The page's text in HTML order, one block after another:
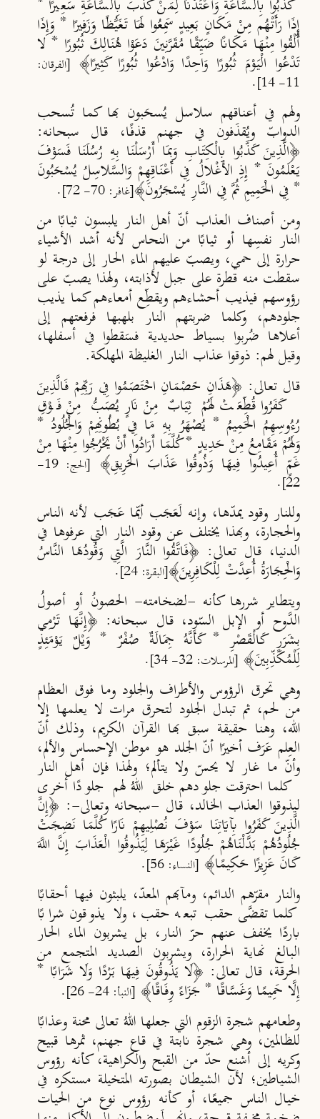
كَذَّبُوا بِالسَّاعَةِ وَأَعْتَدْنَا لِمَنْ كَذَّبَ بِالسَّاعَةِ سَعِيرًا *
إِذَا رَأَتْهُم مِنْ مَكَانٍ بَعِيدٍ سَمِعُوا لَهَا تَغَيُّظًا وَزَفِيرًا * وَإِذَا
أُلْقُوا مِنْهَا مَكَانًا ضَيِّقًا مُقَرَّنِينَ دَعَوْا هُنَالِكَ ثُبُورًا * لا
تَدْعُوا الْيَوْمَ ثُبُورًا وَاحِدًا وَادْعُوا ثُبُورًا كَثِيرًا﴾ [الفرقان:
11- 14]
.
ولهم في أعناقهم سلاسل يُسحَبون بها كما تُسحب
الدواب ويُقذَفون في جهنم قذفًا، قال سبحانه:
﴿الَّذِينَ كَذَّبُوا بِالْكِتَابِ وَبِمَا أَرْسَلْنَا بِهِ رُسُلَنَا فَسَوْفَ
يَعْلَمُونَ * إِذِ الأَغْلالُ فِي أَعْنَاقِهِمْ وَالسَّلاسِلُ يُسْحَبُونَ
* فِي الْحَمِيمِ ثُمَّ فِي النَّارِ يُسْجَرُونَ﴾[غافر: 70- 72] .
ومن أصناف العذاب أنّ أهل النار يلبسون ثيابًا من
النار نفسِها أو ثيابًا من النحاس لأنه أشد الأشياء
حرارة إلى حمي، ويصبّ عليهم الماء الحار إلى درجة لو
سقطت منه قطرة على جبل لأذابته، ولهذا يصب على
رؤوسهم فيذيب أحشاءهم ويقطِّع أمعاءهم كما يذيب
جلودهم، وكلما ضربتهم النار بلهبها فرفعتهم إلى
أعلاها ضُربوا بسياط حديدية فسَقطوا في أسفلها،
وقيل لهم: ذوقوا عذاب النار الغليظة المهلكة.
قال تعالى: ﴿هَذَانِ خَصْمَانِ اخْتَصَمُوا فِي رَبِّهِمْ فَالَّذِينَ
كَفَرُوا قُطِّعَتْ لَهُمْ ثِيَابٌ مِنْ نَارٍ يُصَبُّ مِنْ فَوْقِ
رُءُوسِهِمُ الْحَمِيمُ * يُصْهَرُ بِهِ مَا فِي بُطُونِهِمْ وَالْجُلُودُ *
وَلَهُمْ مَقَامِعُ مِنْ حَدِيدٍ * كُلَّمَا أَرَادُوا أَنْ يَخْرُجُوا مِنْهَا مِنْ
غَمٍّ أُعِيدُوا فِيهَا وَذُوقُوا عَذَابَ الْحَرِيقِ﴾
[الحج: 19-
22]
.
وللنار وقود يمدّها، وإنه لَعَجب أيما عجب لأنه الناس
والحجارة، وبهذا يختلف عن وقود النار التي عرفوها في
الدنيا، قال تعالى: ﴿فَاتَّقُوا النَّارَ الَّتِي وَقُودُهَا النَّاسُ
وَالْحِجَارَةُ أُعِدَّتْ لِلْكَافِرِينَ﴾[البقرة: 24] .
ويتطاير شررها كأنه -لضخامته- الحصونُ أو أصولُ
الدَّوح أو الإبل السّود، قال سبحانه: ﴿إِنَّهَا تَرْمِي
بِشَرَرٍ كَالْقَصْرِ * كَأَنَّهُ جِمَالَةٌ صُفْرٌ * وَيْلٌ يَوْمَئِذٍ
لِلْمُكَذِّبِينَ﴾ [المرسلات: 32- 34] .
وهي تحرق الرؤوس والأطراف والجلود وما فوق العظام
من لحم، ثم تبدل الجلود لتحرق مرات لا يعلمها إلا
الله، وهنا حقيقة سبق بها القرآن الكريم، وذلك أنّ
العِلم عَرف أخيرًا أن الجلد هو موطن الإحساس والألم،
وأنما غار لا يحسّ ولا يتألم؛ ولهذا فإن أهل النار
كلما احترقت جلودهم خلق اللهُ لهم جلودًا أخرى
ليذوقوا العذاب الخالد، قال -سبحانه وتعالى-: ﴿إِنَّ
الَّذِينَ كَفَرُوا بِآيَاتِنَا سَوْفَ نُصْلِيهِمْ نَارًا كُلَّمَا نَضِجَتْ
جُلُودُهُمْ بَدَّلْنَاهُمْ جُلُودًا غَيْرَهَا لِيَذُوقُوا الْعَذَابَ إِنَّ اللَّهَ
كَانَ عَزِيزًا حَكِيمًا﴾ [النساء: 56] .
والنار مقرّهم الدائم، ومآبهم المعدّ، يلبثون فيها أحقابًا
كلما تقضَّى حقب تبعه حقب، ولا يذوقون شرابًا
باردًا يخفف عنهم حرّ النار، بل يشربون الماء الحار
البالغ نهاية الحرارة، ويشربون الصديد المتجمع من
الحرقة، قال تعالى: ﴿لَا يَذُوقُونَ فِيهَا بَرْدًا وَلا شَرَابًا *
إِلَّا حَمِيمًا وَغَسَّاقًا * جَزَاءً وِفَاقًا﴾ [النبأ: 24- 26] .
وطعامهم شجرة الزقوم التي جعلها اللهُ تعالى محنة وعذابًا
للظالمين، وهي شجرة نابتة في قاع جهنم، ثمرها قبيح
وكريه إلى أشنع حدّ من القبح والكراهية، كأنه رؤوس
الشياطين؛ لأن الشيطان بصورته المتخيلة مستكره في
خيال الناس جميعًا، أو كأنه رؤوس نوع من الحيات